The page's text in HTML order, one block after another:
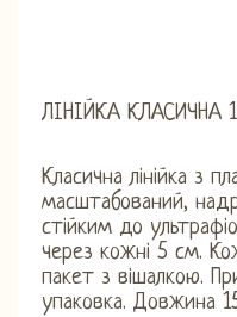
ЛІНІЙКА КЛАСИЧНА
Класична лінійка з
масштабований,
стійким до
через кожні 5 см.
пакет з вішалкою.
упаковка. Довжина